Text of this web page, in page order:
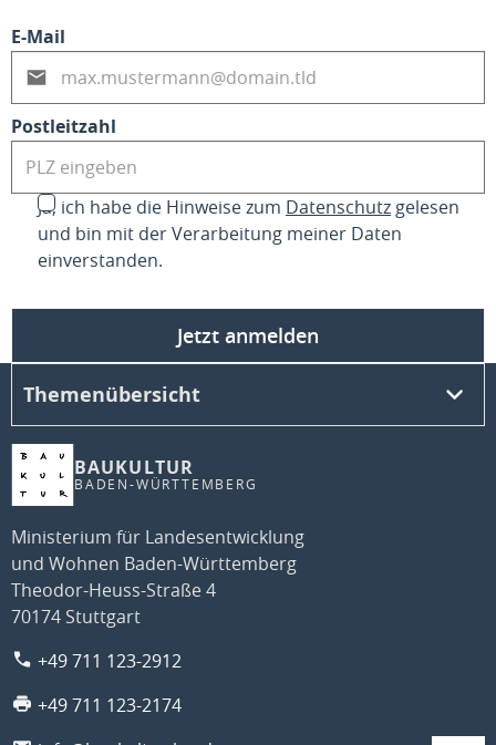
E-Mail
Postleitzahl
Ja, ich habe die Hinweise zum Datenschutz gelesen
und bin mit der Verarbeitung meiner Daten
einverstanden.
Jetzt anmelden
BAUKULTUR
BADEN-WÜRTTEMBERG
Ministerium für Landesentwicklung
und Wohnen Baden-Württemberg
Theodor-Heuss-Straße 4
70174 Stuttgart
+49 711 123-2912
+49 711 123-2174
Themenübersicht